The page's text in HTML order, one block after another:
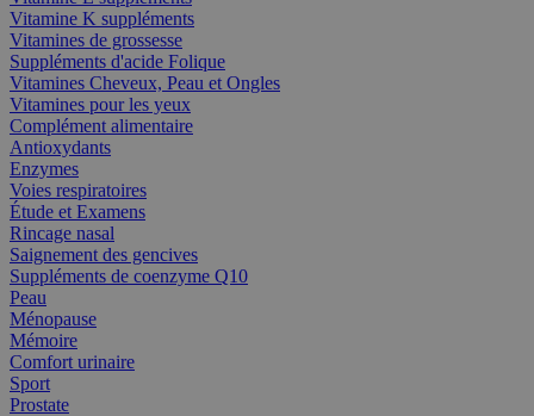
Vitamine K suppléments
Vitamines de grossesse
Suppléments d'acide Folique
Vitamines Cheveux, Peau et Ongles
Vitamines pour les yeux
Complément alimentaire
Antioxydants
Enzymes
Voies respiratoires
Étude et Examens
Rincage nasal
Saignement des gencives
Suppléments de coenzyme Q10
Peau
Ménopause
Mémoire
Comfort urinaire
Sport
Prostate